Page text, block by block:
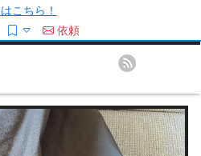
こちら！
依頼